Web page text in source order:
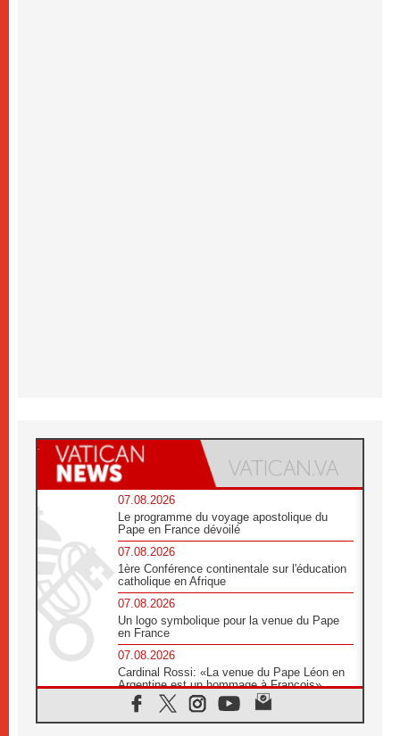
07.08.2026
Le programme du voyage apostolique du
Pape en France dévoilé
07.08.2026
1ère Conférence continentale sur l'éducation
catholique en Afrique
07.08.2026
Un logo symbolique pour la venue du Pape
en France
07.08.2026
Cardinal Rossi: «La venue du Pape Léon en
Argentine est un hommage à François»
07.08.2026
Hiroshima et Nagasaki, 81 ans après,